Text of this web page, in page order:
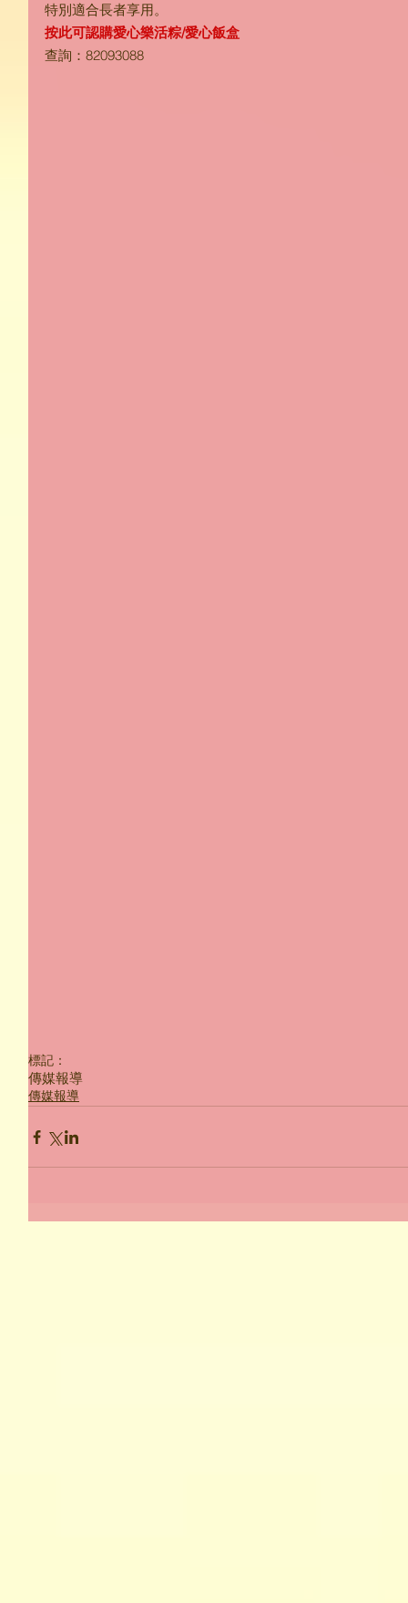
特別適合長者享用。
按此可認購愛心樂活粽/愛心飯盒
查詢：82093088
標記：
傳媒報導
傳媒報導